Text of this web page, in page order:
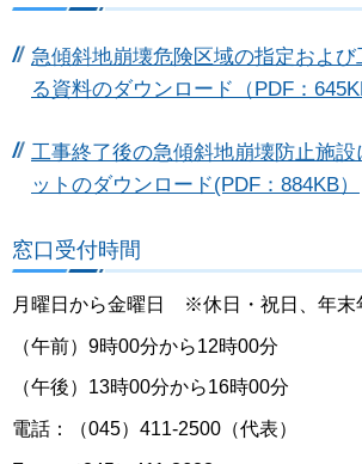
急傾斜地崩壊危険区域の指定およ
る資料のダウンロード（PDF：
工事終了後の急傾斜地崩壊防止施
ットのダウンロード(PDF：884KB）
窓口受付時間
月曜日から金曜日 ※休日・祝日、年末
（午前）9時00分から12時00分
（午後）13時00分から16時00分
電話：（045）411-2500（代表）